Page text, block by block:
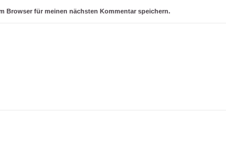
Browser für meinen nächsten Kommentar speichern.